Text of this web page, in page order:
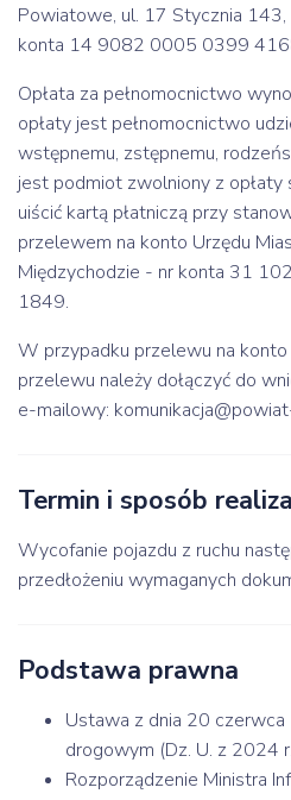
Powiatowe, ul. 17 Stycznia
konta 14 9082 0005 0399
Opłata za pełnomocnictwo
opłaty jest pełnomocnictwo
wstępnemu, zstępnemu,
jest podmiot zwolniony z opłaty
uiścić kartą płatniczą przy
przelewem na konto Urzędu
Międzychodzie - nr konta 31
1849.
W przypadku przelewu na
przelewu należy dołączyć do
e-mailowy:
Termin i sposób
Wycofanie pojazdu z ruchu
przedłożeniu wymaganych
Podstawa prawna
Ustawa z dnia 20
drogowym (Dz. U. z 2024
Rozporządzenie Ministra